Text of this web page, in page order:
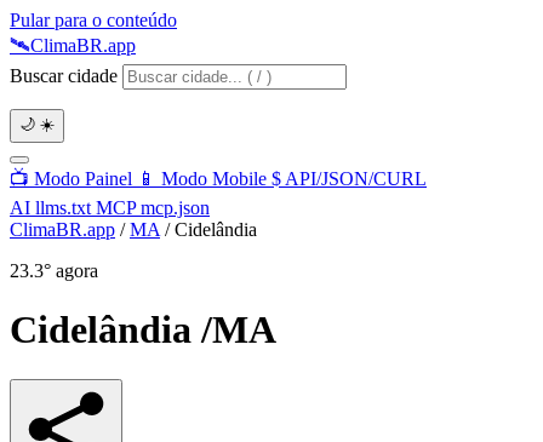
Pular para o conteúdo
🛰️ClimaBR.app
Buscar cidade
🌙 ☀️
📺 Modo Painel 📱 Modo Mobile $ API/JSON/CURL
AI llms.txt MCPmcp.json
ClimaBR.app / MA / Cidelândia
23.3° agora
Cidelândia/MA